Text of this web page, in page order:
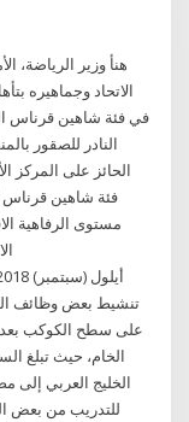
هنأ وزير الرياضة،
الاتحاد وجماهيره
في فئة شاهين قرناس
النادر للصقور
الحائز على المركز
فئة شاهين قرناس
مستوى الرفاهية
تنشيط بعض وظائف
على سطح الكوكب بعد
الخام، حيث تبلغ
الخليج العربي إلى
للتدريب من بعض